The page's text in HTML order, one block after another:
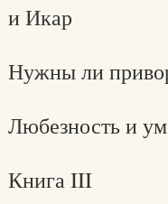
и Икар
Нужны ли
Любезность и
Книга III